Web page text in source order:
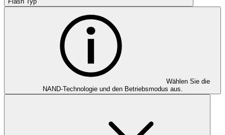
Wählen Sie die
NAND-Technologie und den Betriebsmodus aus.